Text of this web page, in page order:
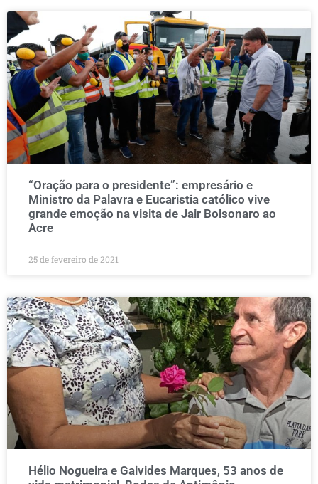
“Oração para o presidente”: empresário e
Ministro da Palavra e Eucaristia católico vive
grande emoção na visita de Jair Bolsonaro ao
Acre
25 de fevereiro de 2021
Hélio Nogueira e Gaivides Marques, 53 anos de